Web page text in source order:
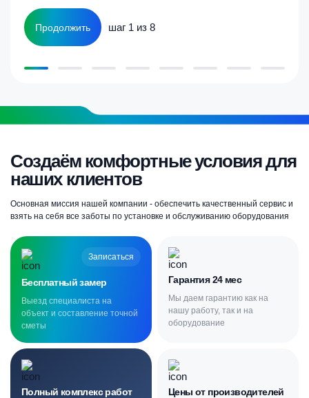
Продолжить шаг 1 из 8
Создаём комфортные условия для
наших клиентов
Основная миссия нашей компании - обеспечить качественный сервис и
взять на себя все заботы по установке и обслуживанию оборудования
Записаться
Бесплатный замер
Выезд специалиста на
объект и составление точной
сметы
Гарантия 24 мес
Мы даем гарантию как на
нашу работу, так и на
оборудование
Полный комплекс работ Цены от производителей